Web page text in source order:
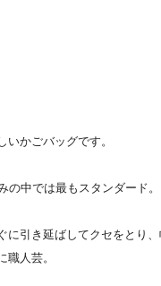
かごバッグです。
中では最もスタンダード
引き延ばしてクセをとり
人芸。